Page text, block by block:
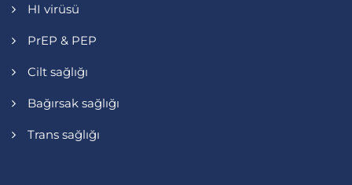
HI virüsü
PrEP & PEP
Cilt sağlığı
Bağırsak sağlığı
Trans sağlığı